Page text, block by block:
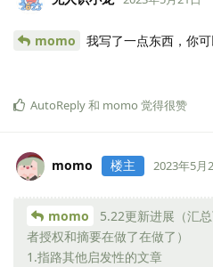
momo 我写了一点东西，你
AutoReply和 momo 觉得很赞
momo 楼主 2023年5月
momo
5.22更新进展（汇
者授权和摘要在做了在做了）
1.指路其他启发性的文章